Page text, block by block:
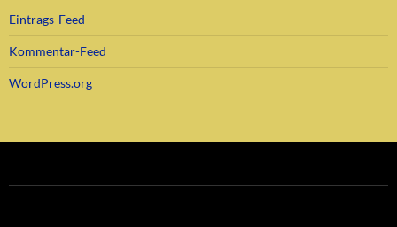
Eintrags-Feed
Kommentar-Feed
WordPress.org